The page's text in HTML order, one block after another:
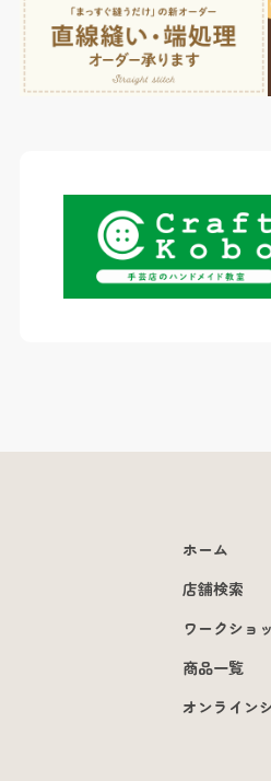
ホーム
店舗検索
ワークショ
商品一覧
オンライン